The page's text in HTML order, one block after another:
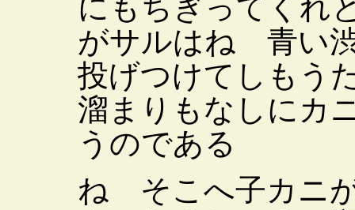
にもちぎってくれ
がサルはね 青い
投げつけてしも
溜まりもなしにカ
うのである
ね そこへ子カニ